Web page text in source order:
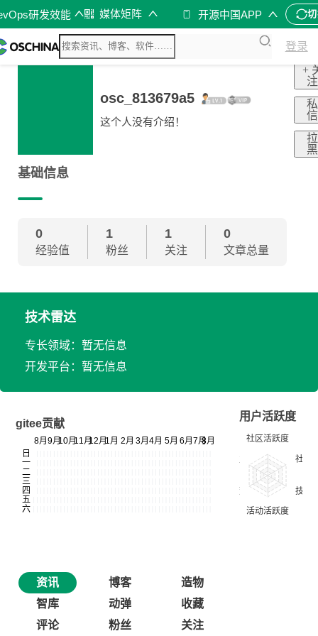
研发效能 媒体矩阵 开源中国APP
登录
osc_813679a5
这个人没有介绍！
+
注
私
信
拉
黑
基础信息
0
经验值
1
粉丝
1
关注
0
文章总量
技术雷达
专长领域：暂无信息
开发平台：暂无信息
gitee贡献
用户活跃度
资讯 博客
造物
智库
动弹
收藏
评论
粉丝 关注